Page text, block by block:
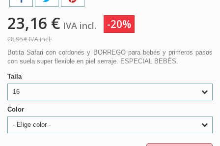
23,16 € IVA incl. -20%
28,95 €IVA incl.
Botita Safari con cordones y BORREGO para bebés y primeros pasos
con suela super flexible en piel serraje. ESPECIAL BEBÉS.
Talla
16
Color
- Elige color -